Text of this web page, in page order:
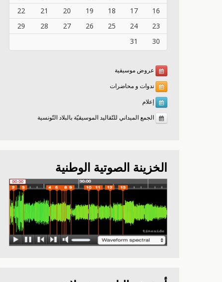
16
17
18
19
20
21
22
23
24
25
26
27
28
29
30
31
عروض موسيقية
ندوات و محاضرات
إعلام
الجمع الميداني للتّقاليد الموسيقيّة بالبلاد التّونسية
الخزينة الصوتية الوطنية